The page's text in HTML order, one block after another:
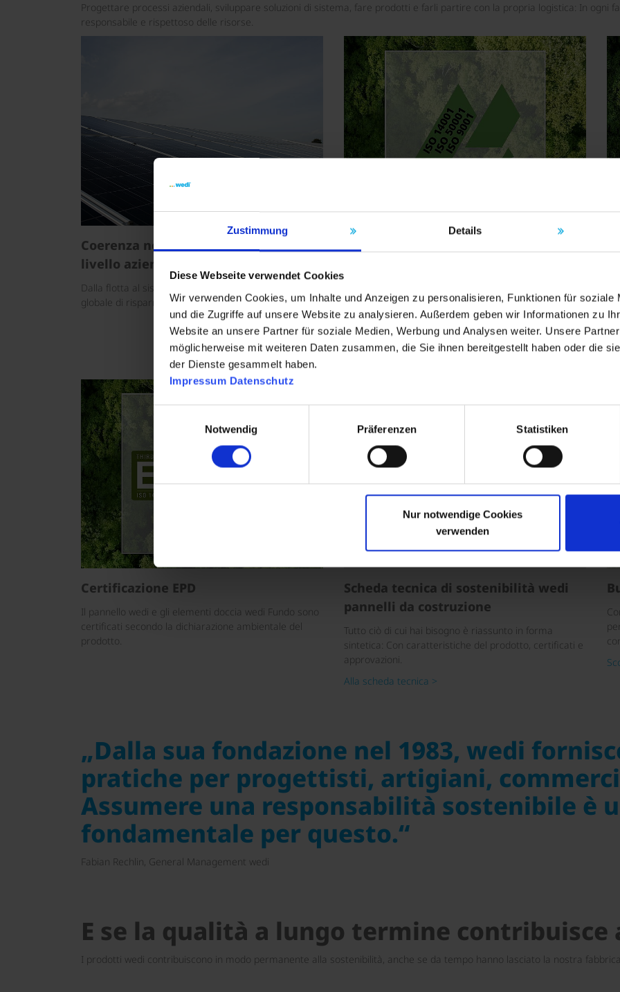
Zustimmung Details
Diese Webseite verwendet Cookies
Wir verwenden Cookies, um Inhalte und Anzeigen zu personalisieren, Funktionen für soziale
und die Zugriffe auf unsere Website zu analysieren. Außerdem geben wir Informationen zu
Website an unsere Partner für soziale Medien, Werbung und Analysen weiter. Unsere
möglicherweise mit weiteren Daten zusammen, die Sie ihnen bereitgestellt haben oder die
der Dienste gesammelt haben.
Impressum Datenschutz
Notwendig
Präferenzen Statistiken
Nur notwendige Cookies
verwenden
Progettare processi aziendali, sviluppare soluzioni di sistema, fare prodotti e farli partire con la propria logistica: In ogni
responsabile e rispettoso delle risorse.
Coerenza nella gestione dell'energia a
livello aziendale:
Dalla flotta al sistema fotovoltaico e alla strategia
globale di risparmio energetico.
Certificazione ISO 14001 "sistemi di
specifiche internamente e le facciamo controllare
esternamente su base annuale.
Certificazione EPD
Il pannello wedi e gli elementi doccia wedi Fundo sono
certificati secondo la dichiarazione ambientale del
prodotto.
Scheda tecnica di sostenibilità wedi
pannelli da costruzione
Tutto ciò di cui hai bisogno è riassunto in forma
sintetica: Con caratteristiche del prodotto, certificati e
approvazioni.
Alla scheda tecnica >
„Dalla sua fondazione nel 1983, wedi
pratiche per progettisti, artigiani,
Assumere una responsabilità sostenibile è
fondamentale per questo.“
Fabian Rechlin, General Management wedi
E se la qualità a lungo termine
I prodotti wedi contribuiscono in modo permanente alla sostenibilità, anche se da tempo hanno lasciato la nostra